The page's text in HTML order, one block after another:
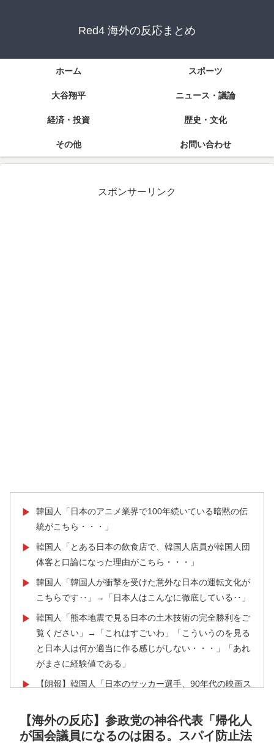
Red4 海外の反応まとめ
ホーム スポーツ
大谷翔平 ニュース・議論
経済・投資 歴史・文化
その他 お問い合わせ
スポンサーリンク
▶
韓国人「日本のアニメ業界で100年続いている暗黙の伝
統がこちら・・・」
▶
韓国人「とある日本の飲食店で、韓国人店員が韓国人団
体客と口論になった理由がこちら・・・」
▶
韓国人「韓国人が衝撃を受けた意外な日本の運転文化が
こちらです‥」→「日本人はこんなに徹底している‥」
▶
韓国人「熊本地震で見る日本の土木技術の完全勝利をご
覧ください」→「これはすごいわ」「こういうのを見る
と日本人は何か適当に作る感じがしない・・・」「あれ
がまさに経験値である」
▶
【朗報】韓国人「日本のサッカー選手、90年代の映画ス
▶
【海外の反応】日本のウェブサイトって質の低いものが
多い気がする → 「日本のIT業界は色々と問題があるか
【海外の反応】参政党の神谷代表「帰化人
が国会議員になるのは困る。スパイ防止法